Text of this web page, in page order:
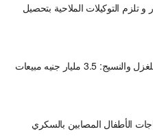
و تلزم التوكيلات الملاحية بتحصيل
فاضل مرزوق رئيس جيزة للغزل والنسيج: 3.5 مليار جنيه مبيعات
الأطفال المصابين بالسكري